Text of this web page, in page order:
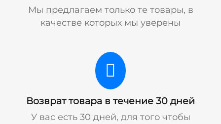
Мы предлагаем только те товары, в
качестве которых мы уверены
Возврат товара в течение 30 дней
У вас есть 30 дней, для того чтобы